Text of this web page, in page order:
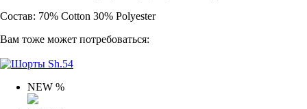
Состав: 70% Cotton 30% Polyester
Вам тоже может потребоваться:
NEW %